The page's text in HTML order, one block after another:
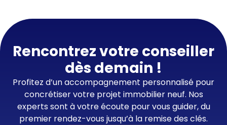
Rencontrez votre conseiller
dès demain !
Profitez d’un accompagnement personnalisé pour
concrétiser votre projet immobilier neuf. Nos
experts sont à votre écoute pour vous guider, du
premier rendez-vous jusqu’à la remise des clés.